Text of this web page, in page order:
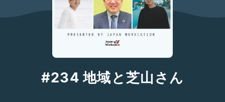
#234 地域と芝山さん